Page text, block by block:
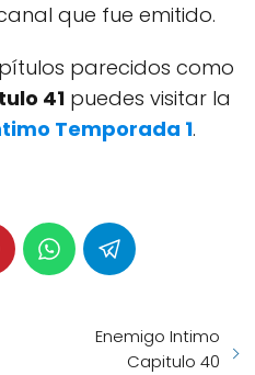
que fue emitido.
parecidos como
41 puedes visitar la
Temporada 1.
Enemigo Intimo
Capitulo 40